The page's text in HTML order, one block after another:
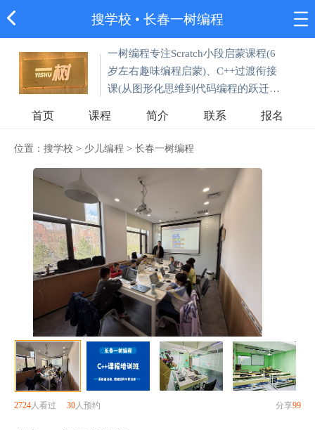
搜学校 • 长春一树编程
一树编程专注Scratch小段启蒙课程(6
岁左右趣味编程启蒙)、C++过渡衔接
课(从图形化思维到代码编程的跃迁)
构与算法课)。
首页 课程 简介 联系 报名
位置： 搜学校 > 少儿编程 > 长春一树编程
2724人看过 30人预约 分享99